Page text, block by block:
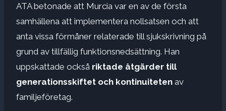
ATA betonade att Murcia var en av de första
samhällena att implementera nollsatsen och att
anta vissa förmåner relaterade till sjukskrivning på
grund av tillfällig funktionsnedsättning. Han
uppskattade också riktade åtgärder till
generationsskiftet och kontinuiteten av
familjeföretag.